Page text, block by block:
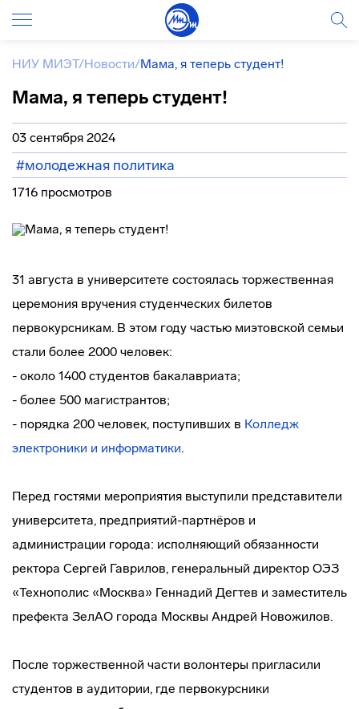
НИУ МИЭТ/Новости/Мама, я теперь студент!
Мама, я теперь студент!
03 сентября 2024
#молодежная политика
1716 просмотров
31 августа в университете состоялась торжественная
церемония вручения студенческих билетов
первокурсникам. В этом году частью миэтовской семьи
стали более 2000 человек:
- около 1400 студентов бакалавриата;
- более 500 магистрантов;
- порядка 200 человек, поступивших в Колледж
электроники и информатики.
Перед гостями мероприятия выступили представители
университета, предприятий-партнёров и
администрации города: исполняющий обязанности
ректора Сергей Гаврилов, генеральный директор ОЭЗ
«Технополис «Москва» Геннадий Дегтев и заместитель
префекта ЗелАО города Москвы Андрей Новожилов.
После торжественной части волонтеры пригласили
студентов в аудитории, где первокурсники